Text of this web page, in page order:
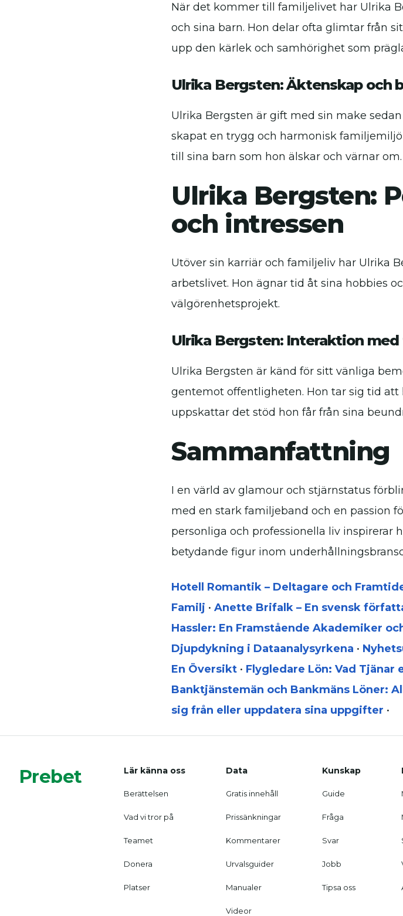
När det kommer till familjelivet har Ulrika
och sina barn. Hon delar ofta glimtar från
upp den kärlek och samhörighet som
Ulrika Bergsten: Äktenskap och
Ulrika Bergsten är gift med sin make
skapat en trygg och harmonisk
till sina barn som hon älskar och värnar om.
Ulrika Bergsten:
och intressen
Utöver sin karriär och familjeliv har Ulrika
arbetslivet. Hon ägnar tid åt sina hobbies
välgörenhetsprojekt.
Ulrika Bergsten: Interaktion
Ulrika Bergsten är känd för sitt vänliga
gentemot offentligheten. Hon tar sig tid
uppskattar det stöd hon får från sina
Sammanfattning
I en värld av glamour och stjärnstatus
med en stark familjeband och en passion
personliga och professionella liv inspirerar
betydande figur inom
Hotell Romantik – Deltagare och
Familj • Anette Brifalk – En svensk
Hassler: En Framstående Akademiker
Djupdykning i Dataanalysyrkena •
En Översikt • Flygledare Lön: Vad Tjänar
Banktjänstemän och Bankmäns Löner:
sig från eller uppdatera sina uppgifter •
Prebet Lär känna oss
Berättelsen
Vad vi tror på
Teamet
Donera
Platser
Data
Gratis innehåll
Prissänkningar
Kommentarer
Urvalsguider
Manualer
Videor
Kunskap
Guide
Fråga
Svar
Jobb
Tipsa oss